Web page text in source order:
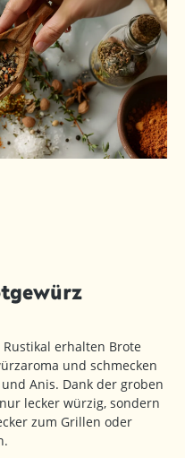
erhalten Brote
und schmecken
Anis. Dank der groben
lecker würzig, sondern
zum Grillen oder